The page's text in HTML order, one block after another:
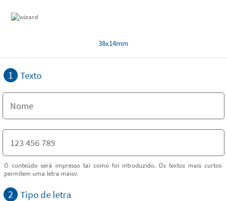
38x14mm
1 Texto
O conteúdo será impresso tal como foi introduzido. Os textos mais curtos
permitem uma letra maior.
2 Tipo de letra